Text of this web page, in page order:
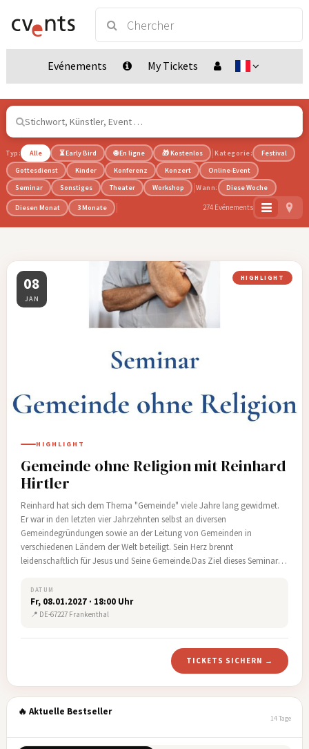
Evénements My Tickets
Typ: Alle ⏳ Early Bird 🌐 En ligne 🎁 Kostenlos Kategorie:
Festival
Gottesdienst
Kinder Konferenz Konzert
Online-Event
Seminar
Sonstiges Theater Workshop Wann: Diese Woche
Diesen Monat 3 Monate 274 Evénements
08
JAN
HIGHLIGHT
HIGHLIGHT
Gemeinde ohne Religion mit Reinhard
Hirtler
Reinhard hat sich dem Thema "Gemeinde" viele Jahre lang gewidmet.
Er war in den letzten vier Jahrzehnten selbst an diversen
Gemeindegründungen sowie an der Leitung von Gemeinden in
verschiedenen Ländern der Welt beteiligt. Sein Herz brennt
leidenschaftlich für Jesus und Seine Gemeinde.Das Ziel dieses Seminars
DATUM
Fr, 08.01.2027 · 18:00 Uhr
📍 DE-67227 Frankenthal
TICKETS SICHERN →
🔥 Aktuelle Bestseller
14 Tage